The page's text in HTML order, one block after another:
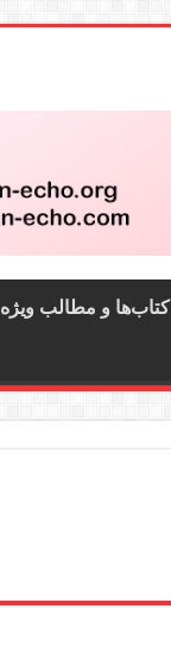
کتاب‌‌ها و مطالب ویژه